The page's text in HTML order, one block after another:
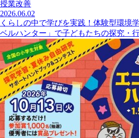
授業改善
2026.06.02
くらしの中で学びを実践！体験型環境
ベルハンター」で子どもたちの探究・